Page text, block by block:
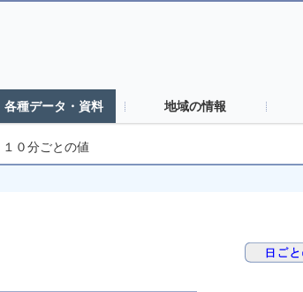
各種データ・資料 地域の情報
１０分ごとの値